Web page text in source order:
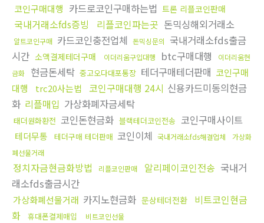
코인구매대행 카드로코인구매하는법 트론 리플코인판매
국내거래소fds증빙 리플코인파는곳 돈믹싱해외거래소
알트코인구매 카드코인충전업체 돈믹싱문의
국내거래소fds출금
시간 소액결제테더구매 이더리움구입대행 btc구매대행
이더리움현
금화
현금돈세탁 중고오다대포통장 테더구매테더판매 코인구매
대행
trc20사는법 코인구매대행 24시 신용카드미동의현금
화 리플매입 가상화폐자금세탁
태더원화환전 코인돈현금화 블랙테더코인전송 코인구매사이트
테더무통 테더구매 테더판매 코인이체 국내거래소fds해결업체
가상화
폐선물거래
정치자금현금화방법 리플코인판매 알리페이코인전송 국내거
래소fds출금시간
가상화폐선물거래 카지노현금화 문상테더전환
비트코인현금
화
휴대폰결제매입
비트코인선물